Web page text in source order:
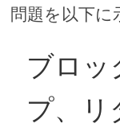
問題を以下に
ブロッ
プ、リ